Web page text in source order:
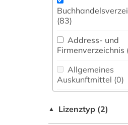
Biotechnologie (1)
Buch- und
Bibliothekswesen,
Chemie und
Elektrotechnik,
Elektronik,
autograf (1)
bibliografie (5)
bibliographie
biographie (1)
buchauktion (2)
(83)
Address- und
Firmenverzeichnis
Allgemeines
Auskunftmittel (0)
(0)
▲ Lizenztyp (2)